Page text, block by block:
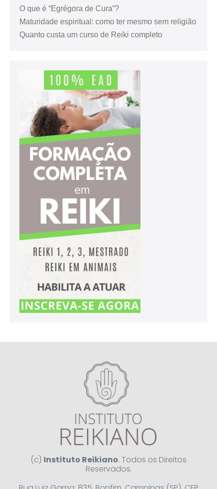
O que é “Egrégora de Cura”?
Maturidade espiritual: como ter mesmo sem religião
Quanto custa um curso de Reiki completo
(c) Instituto Reikiano. Todos os Direitos
Reservados.